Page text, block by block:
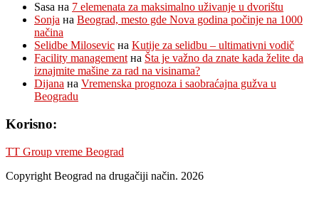
Sasa на 7 elemenata za maksimalno uživanje u dvorištu
Sonja на Beograd, mesto gde Nova godina počinje na 1000
načina
Selidbe Milosevic на Kutije za selidbu – ultimativni vodič
Facility management на Šta je važno da znate kada želite da
iznajmite mašine za rad na visinama?
Dijana на Vremenska prognoza i saobraćajna gužva u
Beogradu
Korisno:
TT Group vreme Beograd
Copyright Beograd na drugačiji način. 2026